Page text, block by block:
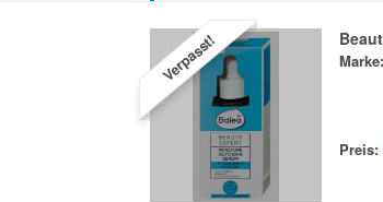
Verpasst! Marke:
Preis: